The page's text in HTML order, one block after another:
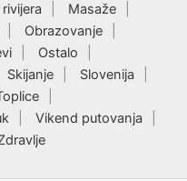
Masaže
Obrazovanje
Ostalo
Skijanje
Slovenija
Vikend putovanja